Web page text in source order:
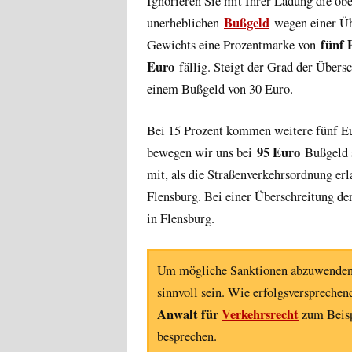
unerheblichen Bußgeld wegen einer
Gewichts eine Prozentmarke von fünf
Euro fällig. Steigt der Grad der
einem Bußgeld von 30 Euro.
Bei 15 Prozent kommen weitere fünf
bewegen wir uns bei 95 Euro
mit, als die Straßenverkehrsordnung
Flensburg. Bei einer Überschreitung
in Flensburg.
Um mögliche Sanktionen
sinnvoll sein. Wie
Anwalt fürVerkehrsrechtzum
besprechen.